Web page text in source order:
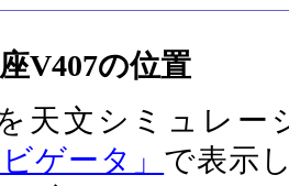
V407の位置
天文シミュレー
ゲータ」 で表示